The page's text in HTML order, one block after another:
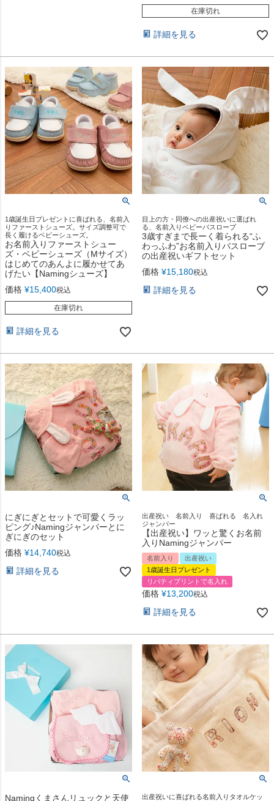
在庫切れ
詳細を見る
1歳誕生日プレゼントに喜ばれる、名前入
りファーストシューズ。サイズ調整可で
長く履けるベビーシューズ。
お名前入りファーストシュー
ズ・ベビーシューズ（Mサイズ）
はじめてのあんよに履かせてあ
げたい【Namingシューズ】
価格 ¥15,400税込
在庫切れ
詳細を見る
目上の方・同僚への出産祝いに選ばれ
る、名前入りベビーバスローブ
3歳すぎまで長ーく着られる“ふ
わっふわ”お名前入りバスローブ
の出産祝いギフトセット
価格 ¥15,180税込
詳細を見る
にぎにぎとセットで可愛くラッ
ピング♪Namingジャンパーとに
ぎにぎのセット
価格 ¥14,740税込
詳細を見る
出産祝い 名前入り 喜ばれる 名入れ
ジャンパー
【出産祝い】ワッと驚くお名前
入りNamingジャンパー
名前入り
出産祝い
1歳誕生日プレゼント
リバティプリントで名入れ
価格 ¥13,200税込
詳細を見る
Namingくまさんリュックと天使 出産祝いに喜ばれる名前入りタオルケッ